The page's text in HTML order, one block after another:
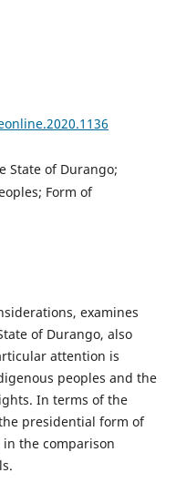
State of Durango;
Form of
examines
of Durango, also
attention is
peoples and the
In terms of the
presidential form of
the comparison